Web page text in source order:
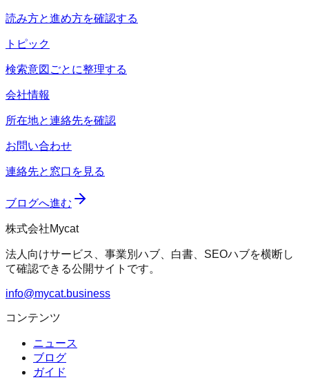
読み方と進め方を確認する
トピック
検索意図ごとに整理する
会社情報
所在地と連絡先を確認
お問い合わせ
連絡先と窓口を見る
ブログへ進む
株式会社Mycat
法人向けサービス、事業別ハブ、白書、SEOハブを横断し
て確認できる公開サイトです。
info@mycat.business
コンテンツ
ニュース
ブログ
ガイド